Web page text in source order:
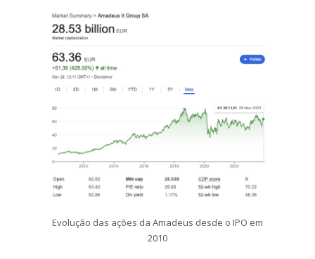
Evolução das ações da Amadeus desde o IPO em
2010